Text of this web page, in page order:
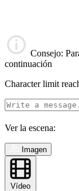
Consejo:
continuación
Character limit
Ver la escena:
Imagen
Vídeo